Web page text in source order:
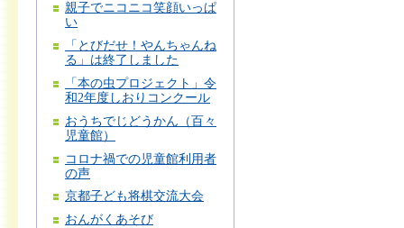
親子でニコニコ笑顔いっぱ
い
「とびだせ！やんちゃんね
る」は終了しました
「本の虫プロジェクト」令
和2年度しおりコンクール
おうちでじどうかん（百々
児童館）
コロナ禍での児童館利用者
の声
京都子ども将棋交流大会
おんがくあそび